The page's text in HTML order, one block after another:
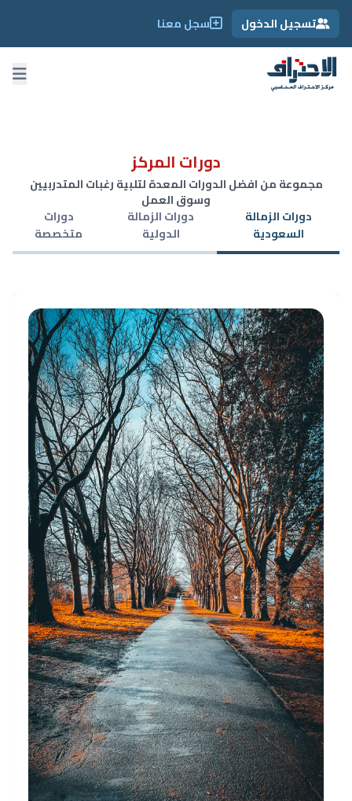
تسجيل الدخول سجل معنا
دورات المركز
مجموعة من افضل الدورات المعدة لتلبية رغبات المتدربيين
وسوق العمل
دورات الزمالة
السعودية
دورات الزمالة
الدولية
دورات
متخصصة